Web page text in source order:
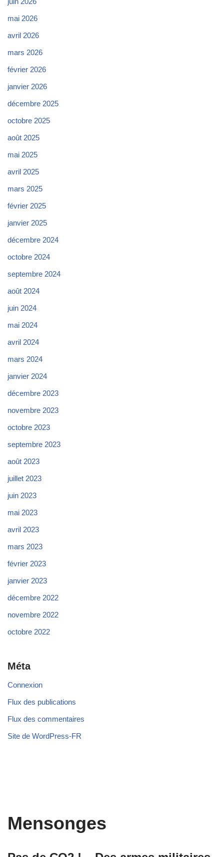
mai 2026
avril 2026
mars 2026
février 2026
janvier 2026
décembre 2025
octobre 2025
août 2025
mai 2025
avril 2025
mars 2025
février 2025
janvier 2025
décembre 2024
octobre 2024
septembre 2024
août 2024
juin 2024
mai 2024
avril 2024
mars 2024
janvier 2024
décembre 2023
novembre 2023
octobre 2023
septembre 2023
août 2023
juillet 2023
juin 2023
mai 2023
avril 2023
mars 2023
février 2023
janvier 2023
décembre 2022
novembre 2022
octobre 2022
Méta
Connexion
Flux des publications
Flux des commentaires
Site de WordPress-FR
Mensonges